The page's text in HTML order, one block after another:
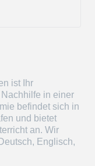
ist Ihr
in einer
befindet sich in
und bietet
an. Wir
Englisch,